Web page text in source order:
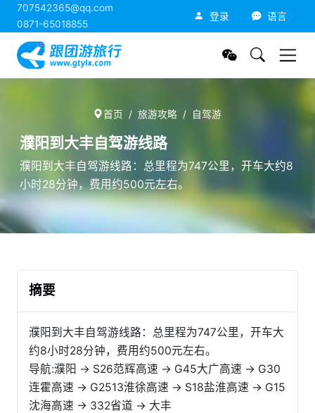
707542365@qq.com
0871-65018855
登录 语言
首页 旅游攻略 自驾游
濮阳到大丰自驾游线路
濮阳到大丰自驾游线路：总里程为747公里，开车大约8
小时28分钟，费用约500元左右。
摘要
濮阳到大丰自驾游线路：总里程为747公里，开车大
约8小时28分钟，费用约500元左右。
导航:濮阳 → S26范辉高速 → G45大广高速 → G30
连霍高速 → G2513淮徐高速 → S18盐淮高速 → G15
沈海高速 → 332省道 → 大丰